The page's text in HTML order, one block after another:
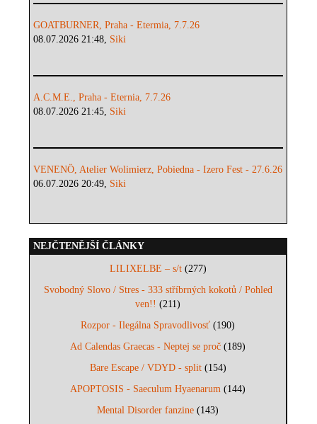
GOATBURNER, Praha - Etermia, 7.7.26
08.07.2026 21:48, Siki
A.C.M.E., Praha - Eternia, 7.7.26
08.07.2026 21:45, Siki
VENENÖ, Atelier Wolimierz, Pobiedna - Izero Fest - 27.6.26
06.07.2026 20:49, Siki
NEJČTENĚJŠÍ ČLÁNKY
LILIXELBE – s/t(277)
Svobodný Slovo / Stres - 333 stříbrných kokotů / Pohled
ven!! (211)
Rozpor - Ilegálna Spravodlivosť (190)
Ad Calendas Graecas - Neptej se proč (189)
Bare Escape / VDYD - split(154)
APOPTOSIS - Saeculum Hyaenarum (144)
Mental Disorder fanzine (143)